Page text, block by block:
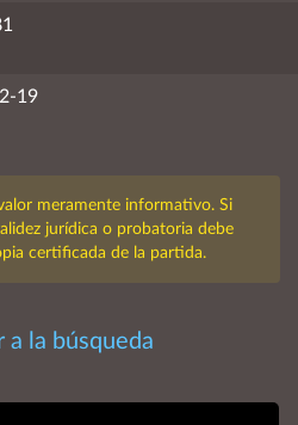
19
meramente informativo. Si
jurídica o probatoria debe
certificada de la partida.
a la búsqueda
Sebastián, Archivo Histórico